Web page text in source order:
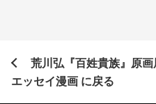
荒川弘『百姓貴族』原
エッセイ漫画 に戻る